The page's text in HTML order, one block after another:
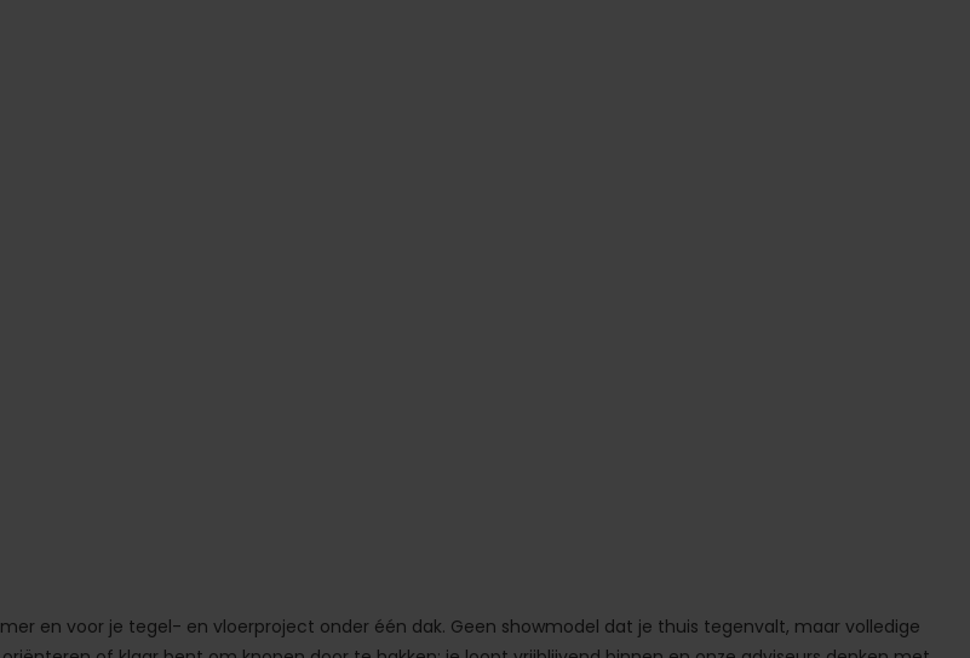
en voor je tegel- en vloerproject onder één dak. Geen showmodel dat je thuis tegenvalt, maar volledige